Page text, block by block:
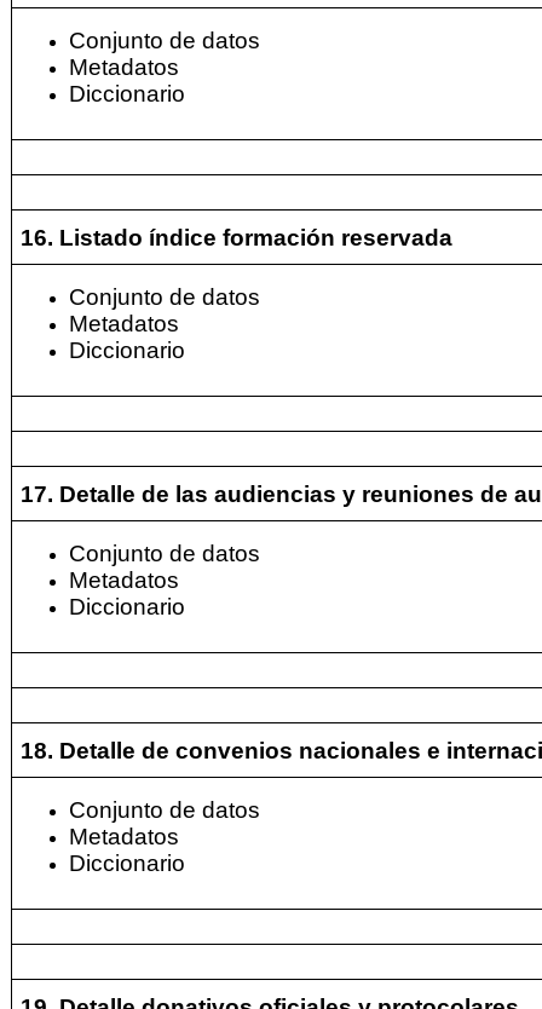
Conjunto de datos
Metadatos
Diccionario
16. Listado índice formación reservada
Conjunto de datos
Metadatos
Diccionario
17. Detalle de las audiencias y reuniones de
Conjunto de datos
Metadatos
Diccionario
18. Detalle de convenios nacionales e
Conjunto de datos
Metadatos
Diccionario